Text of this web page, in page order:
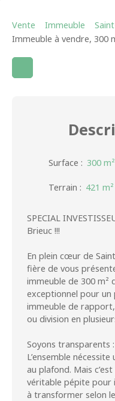
Vente Immeuble
Immeuble à vendre, 300
Surface : 300 m²
Terrain : 421 m²
SPECIAL
Brieuc !!!
En plein cœur de
fière de vous
immeuble de 300 m²
exceptionnel pour
immeuble de
ou division en
Soyons transparents
L’ensemble
au plafond. Mais
véritable pépite pour
à transformer selon